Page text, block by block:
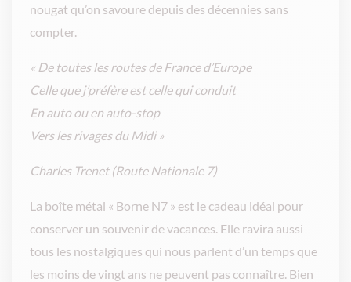
nougat qu’on savoure depuis des décennies sans
compter.
« De toutes les routes de France d’Europe
Celle que j’préfère est celle qui conduit
En auto ou en auto-stop
Vers les rivages du Midi »
Charles Trenet (Route Nationale 7)
La boîte métal « Borne N7 » est le cadeau idéal pour
conserver un souvenir de vacances. Elle ravira aussi
tous les nostalgiques qui nous parlent d’un temps que
les moins de vingt ans ne peuvent pas connaître. Bien